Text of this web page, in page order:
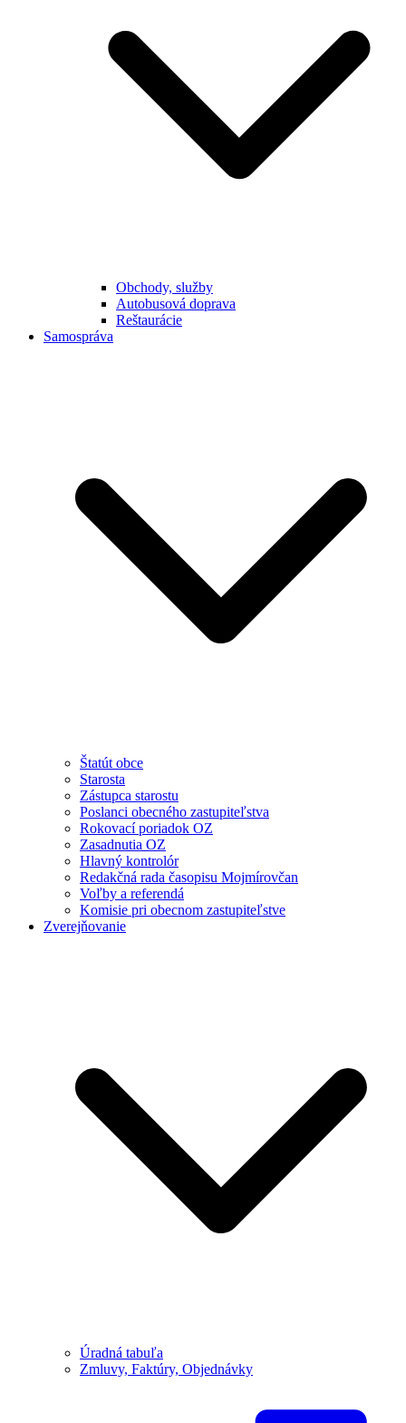
Obchody, služby
Autobusová doprava
Reštaurácie
Samospráva
Štatút obce
Starosta
Zástupca starostu
Poslanci obecného zastupiteľstva
Rokovací poriadok OZ
Zasadnutia OZ
Hlavný kontrolór
Redakčná rada časopisu Mojmírovčan
Voľby a referendá
Komisie pri obecnom zastupiteľstve
Zverejňovanie
Úradná tabuľa
Zmluvy, Faktúry, Objednávky